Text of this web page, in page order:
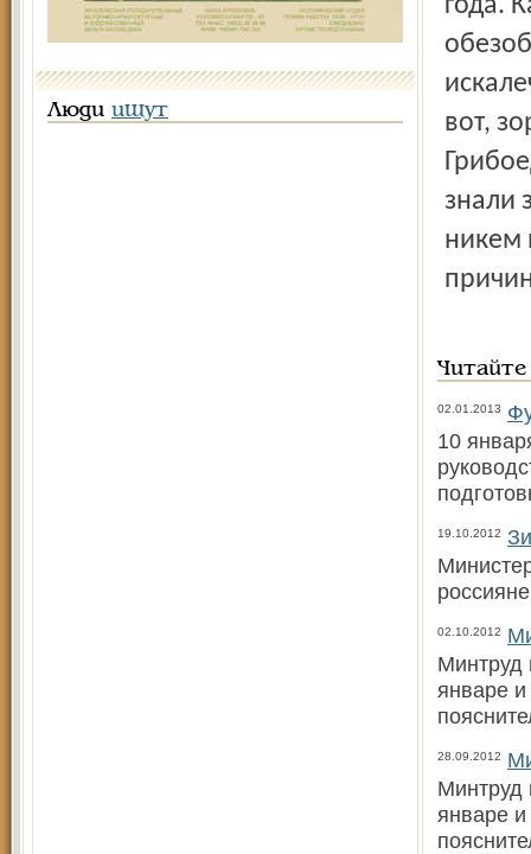
Люди ищут
года.
вот,
знали
никем
02.01.2013
10
19.10.2012
02.10.2012
Минтруд
январе
28.09.2012
Минтруд
январе